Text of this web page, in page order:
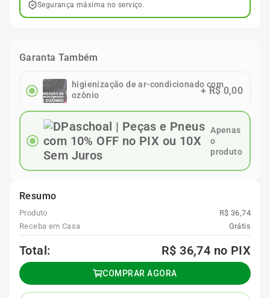
Segurança máxima no serviço.
Garanta Também
higienização de ar-condicionado com
ozônio
+R$ 0,00
Apenas
o
produto
Resumo
Produto
R$ 36,74
Receba em Casa
Grátis
Total: R$ 36,74 no PIX
COMPRAR AGORA